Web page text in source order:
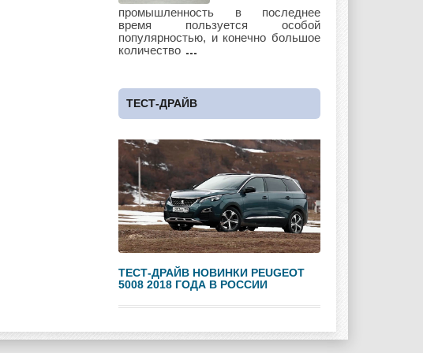
Lotus Lincoln
Mercury Mini Mitsubishi
Nissan Opel Pagani
Peugeot Pontiac
промышленность в последнее
время пользуется особой
популярностью, и конечно большое
количество
ТЕСТ-ДРАЙВ
ТЕСТ-ДРАЙВ НОВИНКИ PEUGEOT
5008 2018 ГОДА В РОССИИ